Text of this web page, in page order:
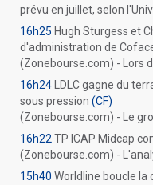
prévu en juillet, selon
16h25 Hugh Sturgess et
d'administration de
(Zonebourse.com) - Lors
16h24 LDLC gagne du
sous pression (CF)
(Zonebourse.com) - Le
16h22 TP ICAP Midcap
(Zonebourse.com) -
15h40 Worldline boucle la